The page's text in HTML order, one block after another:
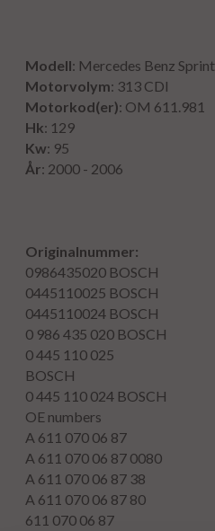
Modell: Mercedes Benz
Motorvolym: 313 CDI
Motorkod(er): OM 611.981
Hk: 129
Kw: 95
År: 2000 - 2006
Originalnummer:
0986435020 BOSCH
0445110025 BOSCH
0445110024 BOSCH
0 986 435 020 BOSCH
0 445 110 025
BOSCH
0 445 110 024 BOSCH
OE numbers
A 611 070 06 87
A 611 070 06 87 0080
A 611 070 06 87 38
A 611 070 06 87 80
611 070 06 87